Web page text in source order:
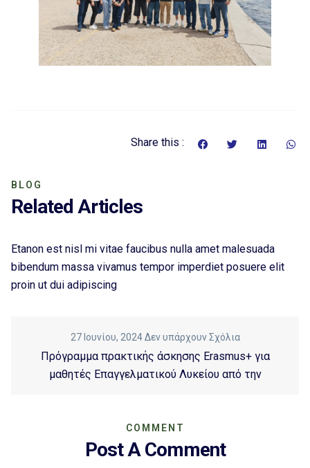
Share this :
27 Ιουνίου, 2024Δεν υπάρχουν Σχόλια
Πρόγραμμα πρακτικής άσκησης Erasmus+ για
μαθητές Επαγγελματικού Λυκείου από την
BLOG
Related Articles
Etanon est nisl mi vitae faucibus nulla amet malesuada
bibendum massa vivamus tempor imperdiet posuere elit
proin ut dui adipiscing
COMMENT
Post A Comment